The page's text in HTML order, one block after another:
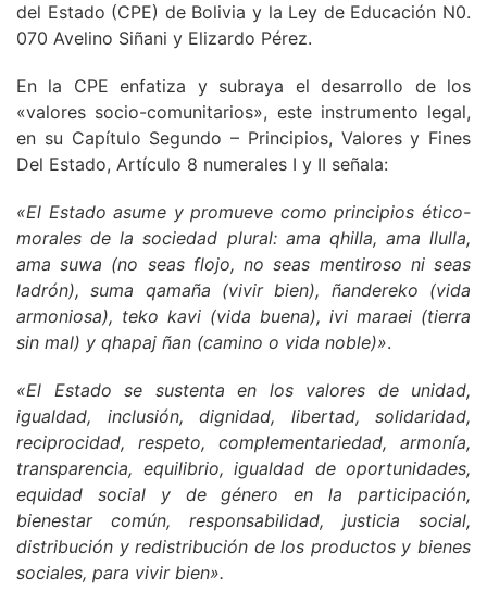
del Estado (CPE) de Bolivia y la Ley de Educación N0.
070 Avelino Siñani y Elizardo Pérez.
En la CPE enfatiza y subraya el desarrollo de los
«valores socio-comunitarios», este instrumento legal,
en su Capítulo Segundo – Principios, Valores y Fines
Del Estado, Artículo 8 numerales I y II señala:
«El Estado asume y promueve como principios ético-
morales de la sociedad plural: ama qhilla, ama llulla,
ama suwa (no seas flojo, no seas mentiroso ni seas
ladrón), suma qamaña (vivir bien), ñandereko (vida
armoniosa), teko kavi (vida buena), ivi maraei (tierra
sin mal) y qhapaj ñan (camino o vida noble)».
«El Estado se sustenta en los valores de unidad,
igualdad, inclusión, dignidad, libertad, solidaridad,
reciprocidad, respeto, complementariedad, armonía,
transparencia, equilibrio, igualdad de oportunidades,
equidad social y de género en la participación,
bienestar común, responsabilidad, justicia social,
distribución y redistribución de los productos y bienes
sociales, para vivir bien».